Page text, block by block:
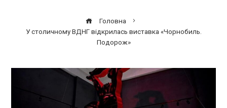
Головна
У столичному ВДНГ відкрилась виставка «Чорнобиль.
Подорож»